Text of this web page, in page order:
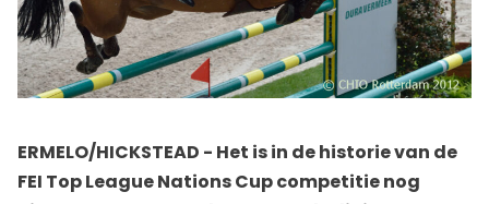
ERMELO/HICKSTEAD - Het is in de historie van de
FEI Top League Nations Cup competitie nog